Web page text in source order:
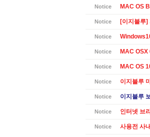
Notice MAC OS
Notice [이지블루]
Notice
Notice MAC
Notice MAC OS
Notice 이지블루
Notice 이지블루
Notice 인터넷 브
Notice 사용전 사